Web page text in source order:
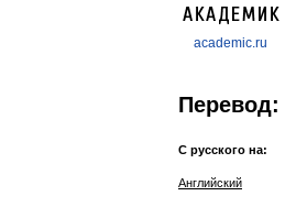
academic.ru
Перевод:
С русского на:
Английский